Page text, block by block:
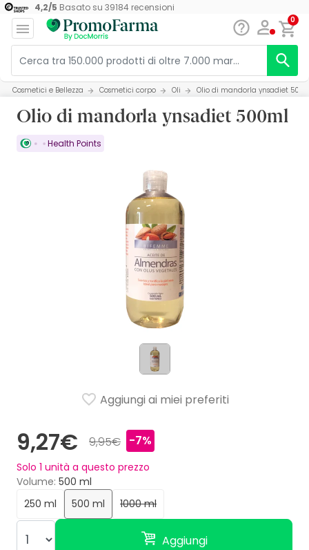
4,2/5 Basato su 39184 recensioni
0
Cosmetici e Bellezza Cosmetici corpo Oli Olio di mandorla ynsadiet
Olio di mandorla ynsadiet 500ml
Health Points
9,27€ 9,95€ -7%
Solo 1 unità a questo prezzo
Volume
500 ml
250 ml
500 ml 1000 ml
Aggiungi
Aggiungi ai miei preferiti